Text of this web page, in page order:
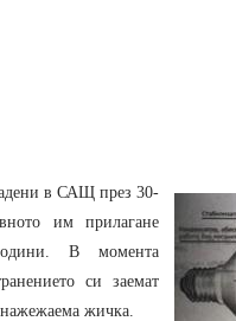
в САЩ през 30-
им прилагане
В момента
си заемат
нажежаема жичка.